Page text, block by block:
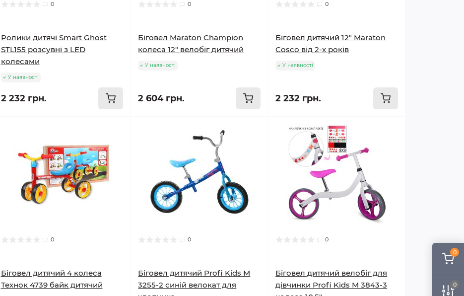
0
0
0
Ролики дитячі Smart Ghost
STL155 розсувні з LED
колесами
У наявності
2 232 грн.
0
Біговел Maraton Champion
колеса 12" велобіг дитячий
У наявності
2 604 грн.
0
Біговел дитячий 12" Maraton
Cosco від 2-х років
У наявності
2 232 грн.
0
Біговел дитячий 4 колеса
Технок 4739 байк дитячий
0
Біговел дитячий Profi Kids M
3255-2 синій велокат для
0
Біговел дитячий велобіг для
дівчинки Profi Kids M 3843-3